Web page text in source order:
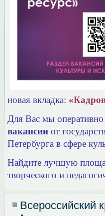
новая вкладка:
Для Вас мы
вакансии от
Петербурга в сфере
Найдите лучшую
творческого и
Всероссийский